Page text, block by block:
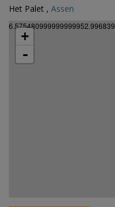
Het Palet , Assen
+
-